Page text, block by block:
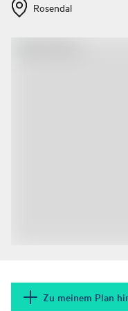
Rosendal
Zu meinem Plan